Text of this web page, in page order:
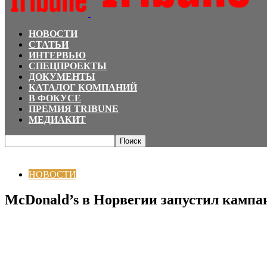
НОВОСТИ
СТАТЬИ
ИНТЕРВЬЮ
СПЕЦПРОЕКТЫ
ДОКУМЕНТЫ
КАТАЛОГ КОМПАНИЙ
В ФОКУСЕ
ПРЕМИЯ TRIBUNE
МЕДИАКИТ
НОВОСТИ
McDonald’s в Норвегии запустил